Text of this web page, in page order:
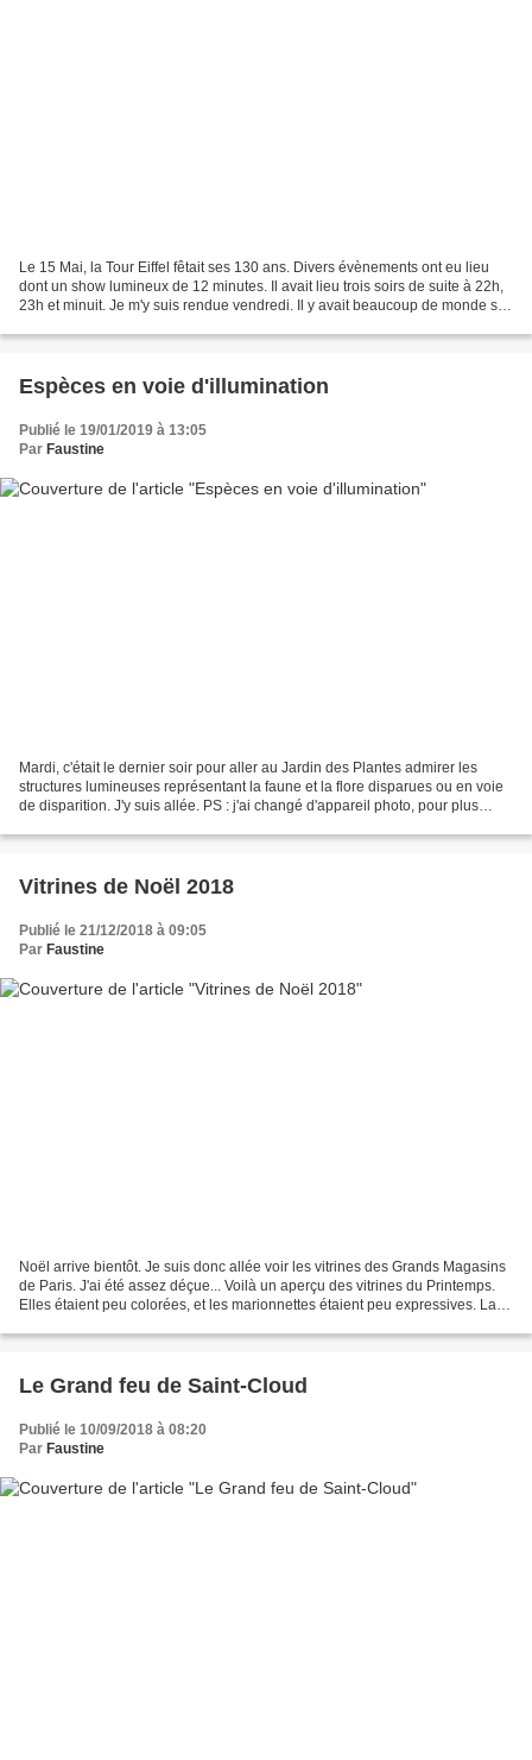
Le 15 Mai, la Tour Eiffel fêtait ses 130 ans. Divers évènements ont eu lieu
dont un show lumineux de 12 minutes. Il avait lieu trois soirs de suite à 22h,
23h et minuit. Je m'y suis rendue vendredi. Il y avait beaucoup de monde sur
Espèces en voie d'illumination
Publié le 19/01/2019 à 13:05
Par Faustine
Mardi, c'était le dernier soir pour aller au Jardin des Plantes admirer les
structures lumineuses représentant la faune et la flore disparues ou en voie
de disparition. J'y suis allée. PS : j'ai changé d'appareil photo, pour plus
Vitrines de Noël 2018
Publié le 21/12/2018 à 09:05
Par Faustine
Noël arrive bientôt. Je suis donc allée voir les vitrines des Grands Magasins
de Paris. J'ai été assez déçue... Voilà un aperçu des vitrines du Printemps.
Elles étaient peu colorées, et les marionnettes étaient peu expressives. La
Le Grand feu de Saint-Cloud
Publié le 10/09/2018 à 08:20
Par Faustine